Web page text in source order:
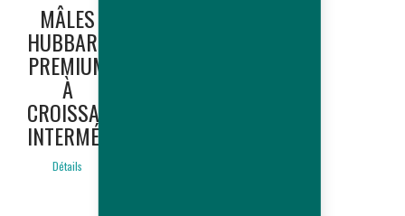
MÂLES
HUBBARD
PREMIUM
À
CROISSANCE
INTERMÉDIAIRE
Détails